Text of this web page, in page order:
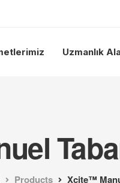
Uzmanlık
Products Xcite™